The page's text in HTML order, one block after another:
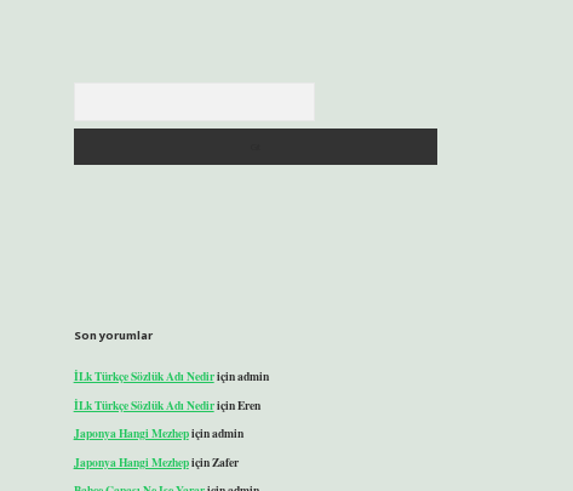
Son yorumlar
İLk Türkçe Sözlük Adı Nediriçinadmin
İLk Türkçe Sözlük Adı NediriçinEren
Japonya Hangi Mezhepiçinadmin
Japonya Hangi MezhepiçinZafer